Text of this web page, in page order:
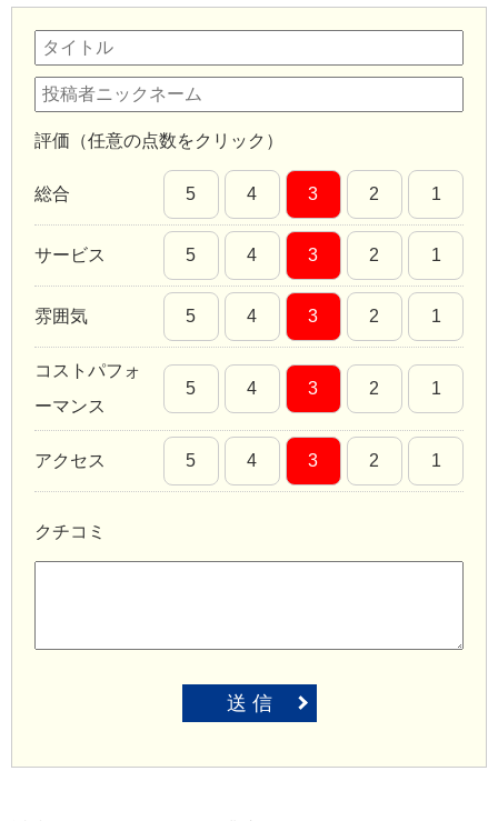
評価（任意の点数をクリック）
総合 5 4 3 2 1
サービス 5 4 3 2 1
雰囲気 5 4 3 2 1
コストパフォ
ーマンス
5 4 3 2 1
アクセス 5 4 3 2 1
クチコミ
送 信